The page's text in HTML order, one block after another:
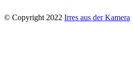
© Copyright 2022 Irres aus der Kamera